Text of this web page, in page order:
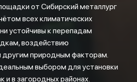
от Сибирский металлург
всех климатических
устойчивы к перепадам
воздействию
другим природным факторам.
выбором для установки
и в загородных районах.